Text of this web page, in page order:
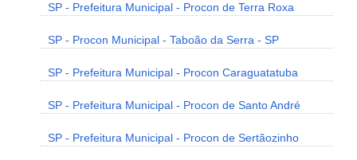
SP - Prefeitura Municipal - Procon de Terra Roxa
SP - Procon Municipal - Taboão da Serra - SP
SP - Prefeitura Municipal - Procon Caraguatatuba
SP - Prefeitura Municipal - Procon de Santo André
SP - Prefeitura Municipal - Procon de Sertãozinho